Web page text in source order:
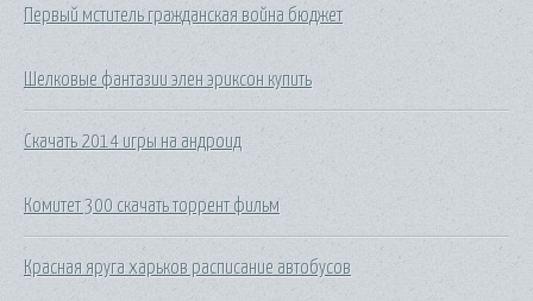
Первый мститель гражданская война бюджет
Шелковые фантазии элен эриксон купить
Скачать 2014 игры на андроид
Комитет 300 скачать торрент фильм
Красная яруга харьков расписание автобусов